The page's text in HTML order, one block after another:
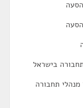
בישראל
תחבורה